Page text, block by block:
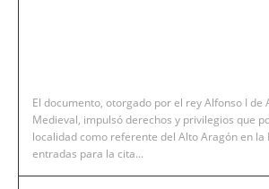
El documento, otorgado por el rey Alfonso I de
Medieval, impulsó derechos y privilegios que
localidad como referente del Alto Aragón en la
entradas para la cita...